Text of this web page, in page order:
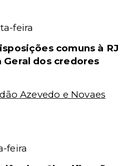
feira
comuns à RJ
Geral dos credores
Azevedo e Novaes
feira